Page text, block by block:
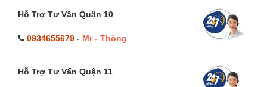
Hỗ Trợ Tư Vấn Quận 10
0934655679 - Mr - Thông
Hỗ Trợ Tư Vấn Quận 11